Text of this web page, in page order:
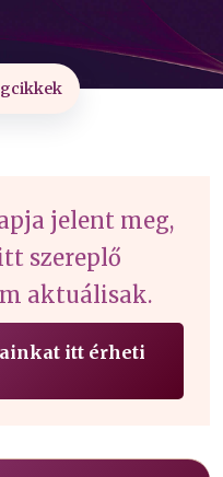
jelent meg,
szereplő
aktuálisak.
itt érheti